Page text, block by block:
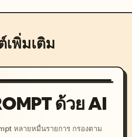
เพิ่มเติม
ด้วย AI
หลายหมื่นรายการ กรองตาม